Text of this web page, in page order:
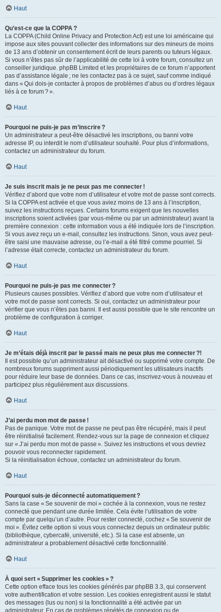
Haut
Qu’est-ce que la COPPA ?
La COPPA (Child Online Privacy and Protection Act) est une loi américaine qui
impose aux sites pouvant collecter des informations sur des mineurs de moins
de 13 ans d’obtenir un consentement écrit de leurs parents ou tuteurs légaux.
Si vous n’êtes pas sûr de l’applicabilité de cette loi à votre forum, consultez un
conseiller juridique. phpBB Limited et les propriétaires de ce forum n’apportent
pas d’assistance légale ; ne les contactez pas à ce sujet, sauf comme indiqué
dans « Qui dois-je contacter à propos de problèmes d’abus ou d’ordres légaux
liés à ce forum ? ».
Haut
Pourquoi ne puis-je pas m’inscrire ?
Un administrateur a peut-être désactivé les inscriptions, ou banni votre
adresse IP, ou interdit le nom d’utilisateur souhaité. Pour plus d’informations,
contactez un administrateur du forum.
Haut
Je suis inscrit mais je ne peux pas me connecter !
Vérifiez d’abord que votre nom d’utilisateur et votre mot de passe sont corrects.
Si la COPPA est activée et que vous aviez moins de 13 ans à l’inscription,
suivez les instructions reçues. Certains forums exigent que les nouvelles
inscriptions soient activées (par vous-même ou par un administrateur) avant la
première connexion : cette information vous a été indiquée lors de l’inscription.
Si vous avez reçu un e-mail, consultez les instructions. Sinon, vous avez peut-
être saisi une mauvaise adresse, ou l’e-mail a été filtré comme pourriel. Si
l’adresse était correcte, contactez un administrateur du forum.
Haut
Pourquoi ne puis-je pas me connecter ?
Plusieurs causes possibles. Vérifiez d’abord que votre nom d’utilisateur et
votre mot de passe sont corrects. Si oui, contactez un administrateur pour
vérifier que vous n’êtes pas banni. Il est aussi possible que le site rencontre un
problème de configuration à corriger.
Haut
Je m’étais déjà inscrit par le passé mais ne peux plus me connecter ?!
Il est possible qu’un administrateur ait désactivé ou supprimé votre compte. De
nombreux forums suppriment aussi périodiquement les utilisateurs inactifs
pour réduire leur base de données. Dans ce cas, inscrivez-vous à nouveau et
participez plus régulièrement aux discussions.
Haut
J’ai perdu mon mot de passe !
Pas de panique. Votre mot de passe ne peut pas être récupéré, mais il peut
être réinitialisé facilement. Rendez-vous sur la page de connexion et cliquez
sur « J’ai perdu mon mot de passe ». Suivez les instructions et vous devriez
pouvoir vous reconnecter rapidement.
Si la réinitialisation échoue, contactez un administrateur du forum.
Haut
Pourquoi suis-je déconnecté automatiquement ?
Sans la case « Se souvenir de moi » cochée à la connexion, vous ne restez
connecté que pendant une durée limitée. Cela évite l’utilisation de votre
compte par quelqu’un d’autre. Pour rester connecté, cochez « Se souvenir de
moi ». Évitez cette option si vous vous connectez depuis un ordinateur public
(bibliothèque, cybercafé, université, etc.). Si la case est absente, un
administrateur a probablement désactivé cette fonctionnalité.
Haut
À quoi sert « Supprimer les cookies » ?
Cette option efface tous les cookies générés par phpBB 3.3, qui conservent
votre authentification et votre session. Les cookies enregistrent aussi le statut
des messages (lus ou non) si la fonctionnalité a été activée par un